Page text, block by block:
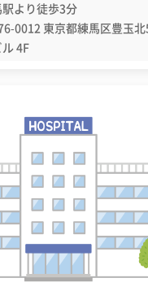
より徒歩3分
0012 東京都練馬区豊玉
4F